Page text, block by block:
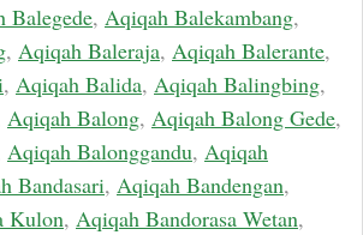
Balegede, Aqiqah Balekambang,
, Aqiqah Baleraja, Aqiqah Balerante,
, Aqiqah Balida, Aqiqah Balingbing,
Aqiqah Balong, Aqiqah Balong Gede,
Aqiqah Balonggandu, Aqiqah
Bandasari, Aqiqah Bandengan,
Kulon, Aqiqah Bandorasa Wetan,